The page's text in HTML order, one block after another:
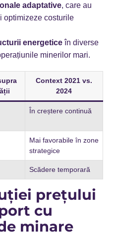
adaptative, care au
optimizeze costurile
energeticeîn diverse
minerilor mari.
Context 2021 vs.
2024
În creștere continuă
Mai favorabile în zone
strategice
Scădere temporară
prețului
cu
minare